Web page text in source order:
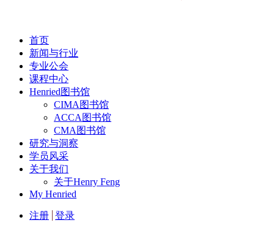
首页
新闻与行业
专业公会
课程中心
Henried图书馆
CIMA图书馆
ACCA图书馆
CMA图书馆
研究与洞察
学员风采
关于我们
关于Henry Feng
My Henried
注册 登录